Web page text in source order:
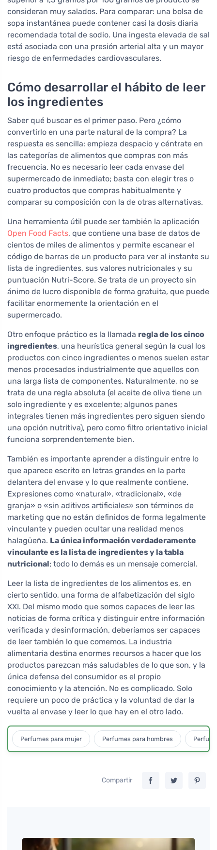
consideran muy salados. Para comparar: una bolsa de
sopa instantánea puede contener casi la dosis diaria
recomendada total de sodio. Una ingesta elevada de sal
está asociada con una presión arterial alta y un mayor
riesgo de enfermedades cardiovasculares.
Cómo desarrollar el hábito de leer
los ingredientes
Saber qué buscar es el primer paso. Pero ¿cómo
convertirlo en una parte natural de la compra? La
respuesta es sencilla: empieza despacio y céntrate en
las categorías de alimentos que compras con más
frecuencia. No es necesario leer cada envase del
supermercado de inmediato; basta con elegir tres o
cuatro productos que compras habitualmente y
comparar su composición con la de otras alternativas.
Una herramienta útil puede ser también la aplicación
Open Food Facts, que contiene una base de datos de
cientos de miles de alimentos y permite escanear el
código de barras de un producto para ver al instante su
lista de ingredientes, sus valores nutricionales y su
puntuación Nutri-Score. Se trata de un proyecto sin
ánimo de lucro disponible de forma gratuita, que puede
facilitar enormemente la orientación en el
supermercado.
Otro enfoque práctico es la llamada regla de los cinco
ingredientes, una heurística general según la cual los
productos con cinco ingredientes o menos suelen estar
menos procesados industrialmente que aquellos con
una larga lista de componentes. Naturalmente, no se
trata de una regla absoluta (el aceite de oliva tiene un
solo ingrediente y es excelente; algunos panes
integrales tienen más ingredientes pero siguen siendo
una opción nutritiva), pero como filtro orientativo inicial
funciona sorprendentemente bien.
También es importante aprender a distinguir entre lo
que aparece escrito en letras grandes en la parte
delantera del envase y lo que realmente contiene.
Expresiones como «natural», «tradicional», «de
granja» o «sin aditivos artificiales» son términos de
marketing que no están definidos de forma legalmente
vinculante y pueden ocultar una realidad menos
halagüeña. La única información verdaderamente
vinculante es la lista de ingredientes y la tabla
nutricional; todo lo demás es un mensaje comercial.
Leer la lista de ingredientes de los alimentos es, en
cierto sentido, una forma de alfabetización del siglo
XXI. Del mismo modo que somos capaces de leer las
noticias de forma crítica y distinguir entre información
verificada y desinformación, deberíamos ser capaces
de leer también lo que comemos. La industria
alimentaria destina enormes recursos a hacer que los
productos parezcan más saludables de lo que son, y la
única defensa del consumidor es el propio
conocimiento y la atención. No es complicado. Solo
requiere un poco de práctica y la voluntad de dar la
vuelta al envase y leer lo que hay en el otro lado.
Perfumes para mujer Perfumes para hombres
Compartir